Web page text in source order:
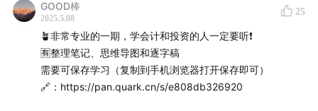
众号找我玩，这边的更新频率会高一些。
也欢迎大家来🪐 知识星球找我玩，这里是我自己学习的输
入笔记，也是听友群。
揭示、战略落地的状况以及发展前景结合起来。
AI的学习能力有，但未必能超越没有提供给它的一些知识以
外的东西。
「✅看财报就是看企业的体检报告」
GOOD棒
2025.5.08
25
🪴非常专业的一期，学会计和投资的人一定要听❗️
🈶️整理笔记、思维导图和逐字稿
需要可保存学习（复制到手机浏览器打开保存即可）
🔗：https://pan.quark.cn/s/e808db326920